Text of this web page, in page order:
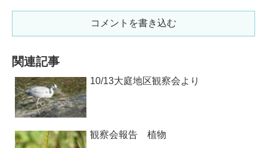
コメントを書き込む
関連記事
10/13大庭地区観察会より
観察会報告 植物